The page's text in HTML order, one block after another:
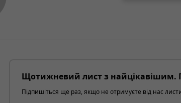
Щотижневий лист з
Підпишіться ще раз, якщо не отримуєте від нас